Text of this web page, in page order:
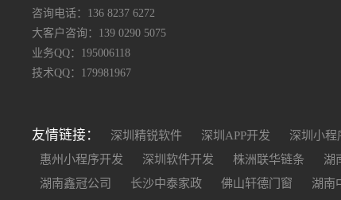
咨询电话：136 8237 6272
大客户咨询：139 0290 5075
业务QQ：195006118
技术QQ：179981967
友情链接： 深圳精锐软件 深圳APP开发 深圳小程
惠州小程序开发
深圳软件开发 株洲联华链条 湖
湖南鑫冠公司
长沙中泰家政 佛山轩德门窗 湖南